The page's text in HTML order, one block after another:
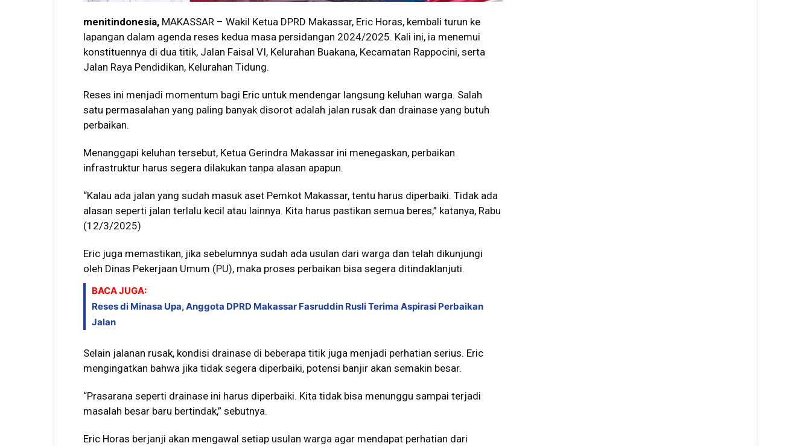
menitindonesia, MAKASSAR – Wakil Ketua DPRD Makassar, Eric Horas, kembali turun ke
lapangan dalam agenda reses kedua masa persidangan 2024/2025. Kali ini, ia menemui
konstituennya di dua titik, Jalan Faisal VI, Kelurahan Buakana, Kecamatan Rappocini, serta
Jalan Raya Pendidikan, Kelurahan Tidung.
Reses ini menjadi momentum bagi Eric untuk mendengar langsung keluhan warga. Salah
satu permasalahan yang paling banyak disorot adalah jalan rusak dan drainase yang butuh
perbaikan.
Menanggapi keluhan tersebut, Ketua Gerindra Makassar ini menegaskan, perbaikan
infrastruktur harus segera dilakukan tanpa alasan apapun.
“Kalau ada jalan yang sudah masuk aset Pemkot Makassar, tentu harus diperbaiki. Tidak ada
alasan seperti jalan terlalu kecil atau lainnya. Kita harus pastikan semua beres,” katanya, Rabu
(12/3/2025)
Eric juga memastikan, jika sebelumnya sudah ada usulan dari warga dan telah dikunjungi
oleh Dinas Pekerjaan Umum (PU), maka proses perbaikan bisa segera ditindaklanjuti.
BACA JUGA:
Reses di Minasa Upa, Anggota DPRD Makassar Fasruddin Rusli Terima Aspirasi Perbaikan
Jalan
Selain jalanan rusak, kondisi drainase di beberapa titik juga menjadi perhatian serius. Eric
mengingatkan bahwa jika tidak segera diperbaiki, potensi banjir akan semakin besar.
“Prasarana seperti drainase ini harus diperbaiki. Kita tidak bisa menunggu sampai terjadi
masalah besar baru bertindak,” sebutnya.
Eric Horas berjanji akan mengawal setiap usulan warga agar mendapat perhatian dari